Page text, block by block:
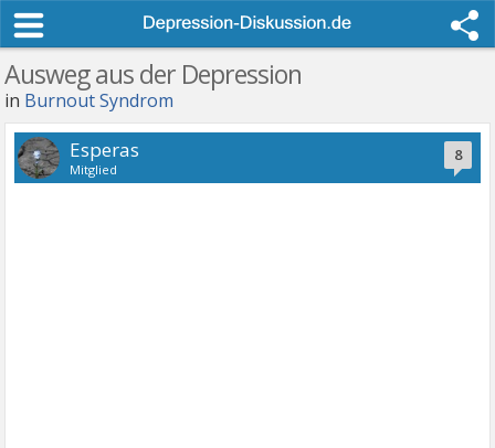
Ausweg aus der Depression
in Burnout Syndrom
8
Esperas
Mitglied